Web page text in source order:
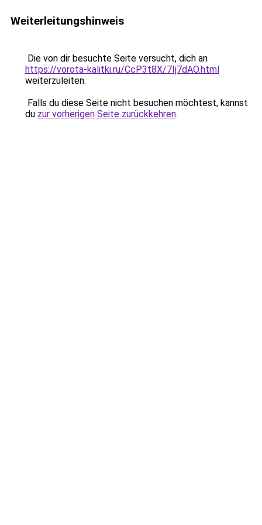
Weiterleitungshinweis
Die von dir besuchte Seite versucht, dich an
https://vorota-kalitki.ru/CcP3t8X/7Ij7dAO.html
weiterzuleiten.
Falls du diese Seite nicht besuchen möchtest, kannst
du zur vorherigen Seite zurückkehren.